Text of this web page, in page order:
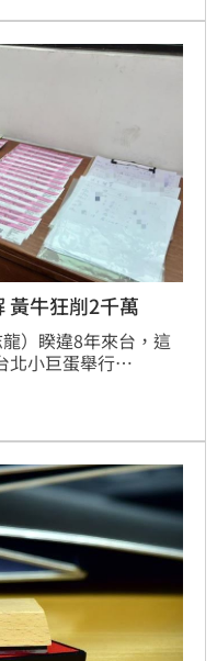
黃牛狂削2千萬
）睽違8年來台，這
北小巨蛋舉行
多黃牛票都被取消入
身分證破解實名制的
為首等4人，共查獲
過2千萬。